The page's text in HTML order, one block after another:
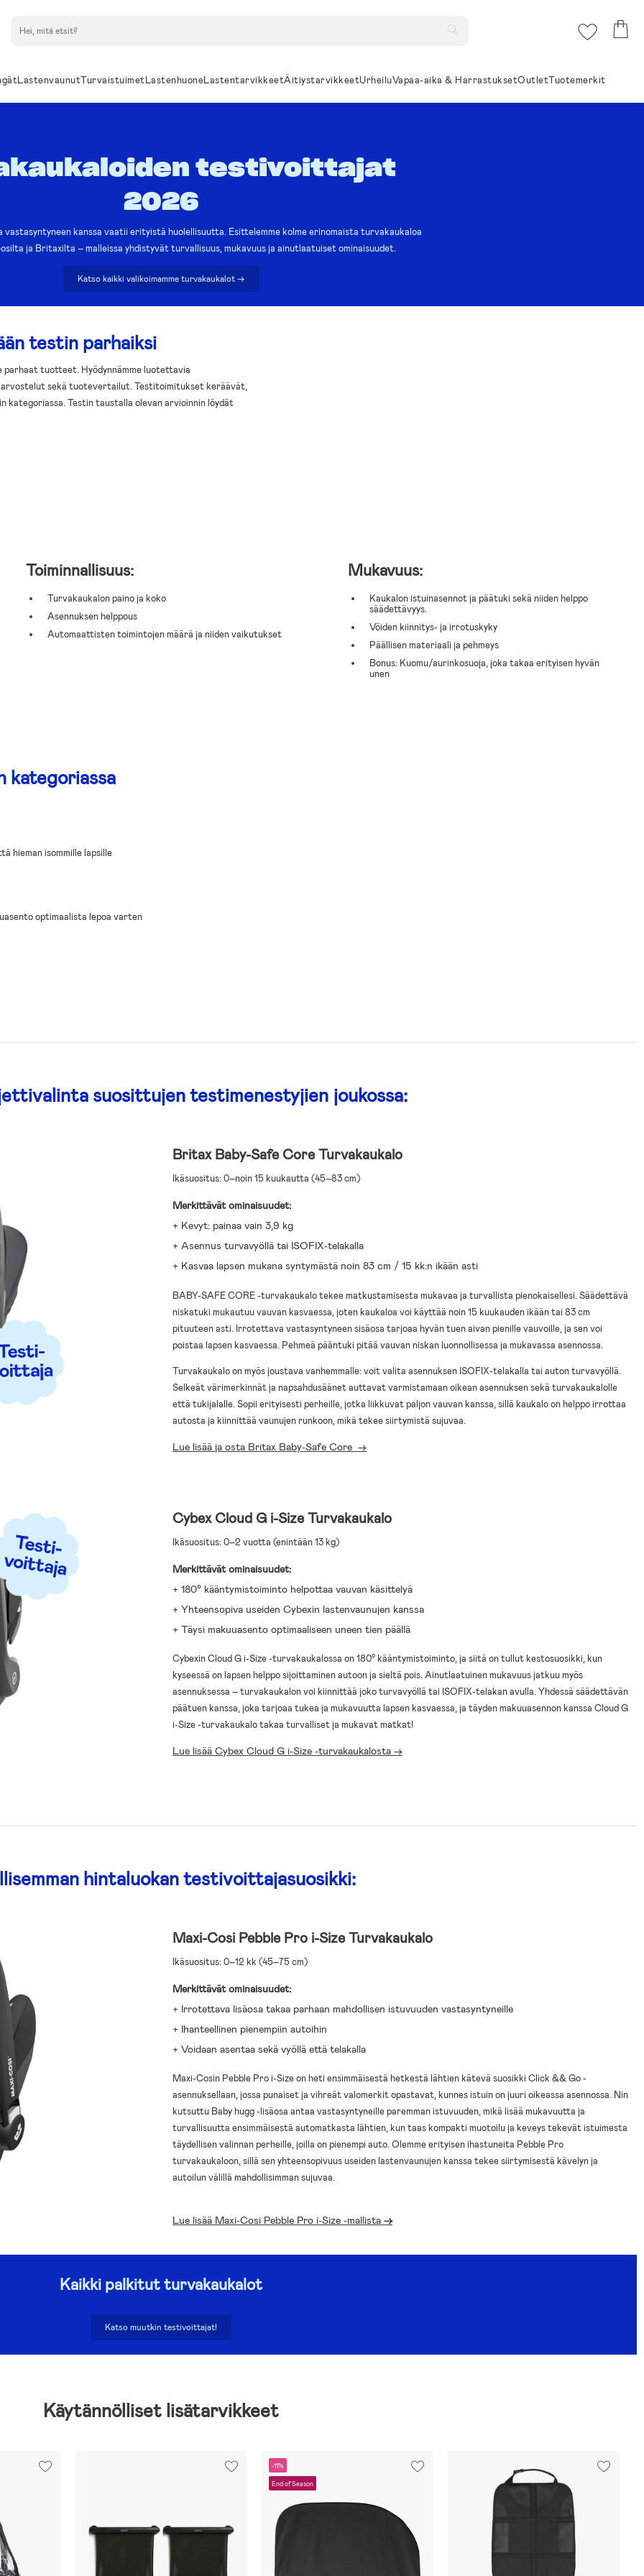
LastenvaunutTurvaistuimetLastenhuoneLastentarvikkeetÄitiystarvikkeetUrheiluVapaa-aika & HarrastuksetOutletTuotemerkit
testivoittajat
2026
vastasyntyneen kanssa vaatii erityistä huolellisuutta. Esittelemme kolme erinomaista turvakaukaloa
ja Britaxilta – malleissa yhdistyvät turvallisuus, mukavuus ja ainutlaatuiset ominaisuudet.
Katso kaikki valikoimamme turvakaukalot ->
testin parhaiksi
parhaat tuotteet. Hyödynnämme luotettavia
sekä tuotevertailut. Testitoimitukset keräävät,
Testin taustalla olevan arvioinnin löydät
Toiminnallisuus:
Turvakaukalon paino ja koko
Asennuksen helppous
Automaattisten toimintojen määrä ja niiden vaikutukset
Mukavuus:
Kaukalon istuinasennot ja päätuki sekä niiden helppo
säädettävyys.
Vöiden kiinnitys- ja irrotuskyky
Päällisen materiaali ja pehmeys
Bonus: Kuomu/aurinkosuoja, joka takaa erityisen hyvän
unen
kategoriassa
hieman isommille lapsille
optimaalista lepoa varten
suosittujen testimenestyjien joukossa:
Britax Baby-Safe Core Turvakaukalo
Ikäsuositus: 0–noin 15 kuukautta (45–83 cm)
Merkittävät ominaisuudet:
+ Kevyt: painaa vain 3,9 kg
+ Asennus turvavyöllä tai ISOFIX-telakalla
+ Kasvaa lapsen mukana syntymästä noin 83 cm / 15 kk:n ikään asti
BABY-SAFE CORE -turvakaukalo tekee matkustamisesta mukavaa ja turvallista pienokaisellesi. Säädettävä
niskatuki mukautuu vauvan kasvaessa, joten kaukaloa voi käyttää noin 15 kuukauden ikään tai 83 cm
pituuteen asti. Irrotettava vastasyntyneen sisäosa tarjoaa hyvän tuen aivan pienille vauvoille, ja sen voi
poistaa lapsen kasvaessa. Pehmeä pääntuki pitää vauvan niskan luonnollisessa ja mukavassa asennossa.
Turvakaukalo on myös joustava vanhemmalle: voit valita asennuksen ISOFIX-telakalla tai auton turvavyöllä.
Selkeät värimerkinnät ja napsahdusäänet auttavat varmistamaan oikean asennuksen sekä turvakaukalolle
että tukijalalle. Sopii erityisesti perheille, jotka liikkuvat paljon vauvan kanssa, sillä kaukalo on helppo irrottaa
autosta ja kiinnittää vaunujen runkoon, mikä tekee siirtymistä sujuvaa.
Lue lisää ja osta Britax Baby-Safe Core ->
Cybex Cloud G i-Size Turvakaukalo
Ikäsuositus: 0–2 vuotta (enintään 13 kg)
Merkittävät ominaisuudet:
+ 180° kääntymistoiminto helpottaa vauvan käsittelyä
+ Yhteensopiva useiden Cybexin lastenvaunujen kanssa
+ Täysi makuuasento optimaaliseen uneen tien päällä
Cybexin Cloud G i-Size -turvakaukalossa on 180° kääntymistoiminto, ja siitä on tullut kestosuosikki, kun
kyseessä on lapsen helppo sijoittaminen autoon ja sieltä pois. Ainutlaatuinen mukavuus jatkuu myös
asennuksessa – turvakaukalon voi kiinnittää joko turvavyöllä tai ISOFIX-telakan avulla. Yhdessä säädettävän
päätuen kanssa, joka tarjoaa tukea ja mukavuutta lapsen kasvaessa, ja täyden makuuasennon kanssa Cloud G
i-Size -turvakaukalo takaa turvalliset ja mukavat matkat!
Lue lisää Cybex Cloud G i-Size -turvakaukalosta ->
hintaluokan testivoittajasuosikki:
Maxi-Cosi Pebble Pro i-Size Turvakaukalo
Ikäsuositus: 0–12 kk (45–75 cm)
Merkittävät ominaisuudet:
+ Irrotettava lisäosa takaa parhaan mahdollisen istuvuuden vastasyntyneille
+ Ihanteellinen pienempiin autoihin
+ Voidaan asentaa sekä vyöllä että telakalla
Maxi-Cosin Pebble Pro i-Size on heti ensimmäisestä hetkestä lähtien kätevä suosikki Click && Go -
asennuksellaan, jossa punaiset ja vihreät valomerkit opastavat, kunnes istuin on juuri oikeassa asennossa. Nin
kutsuttu Baby hugg -lisäosa antaa vastasyntyneille paremman istuvuuden, mikä lisää mukavuutta ja
turvallisuutta ensimmäisestä automatkasta lähtien, kun taas kompakti muotoilu ja keveys tekevät istuimesta
täydellisen valinnan perheille, joilla on pienempi auto. Olemme erityisen ihastuneita Pebble Pro
turvakaukaloon, sillä sen yhteensopivuus useiden lastenvaunujen kanssa tekee siirtymisestä kävelyn ja
autoilun välillä mahdollisimman sujuvaa.
Lue lisää Maxi-Cosi Pebble Pro i-Size -mallista ->
Kaikki palkitut turvakaukalot
.
Katso muutkin testivoittajat!
Käytännölliset lisätarvikkeet
-11%
End of Season